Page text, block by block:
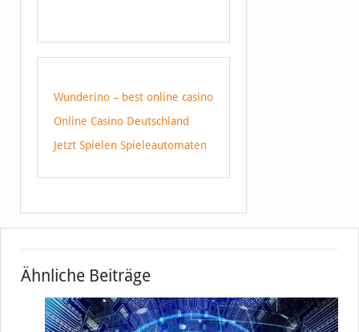
Wunderino – best online casino
Online Casino Deutschland
Jetzt Spielen Spieleautomaten
Ähnliche Beiträge